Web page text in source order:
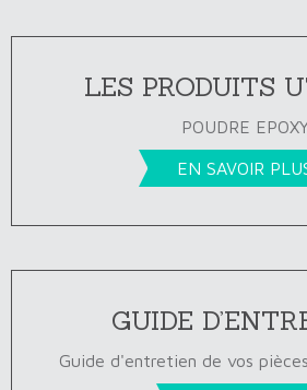
LES PRODUITS
POUDRE
EN SAVOIR
GUIDE
Guide d'entretien de vos